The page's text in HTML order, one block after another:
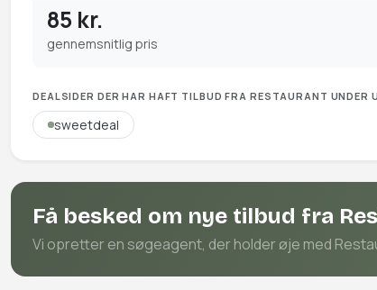
85 kr.
gennemsnitlig pris
DEALSIDER DER HAR HAFT TILBUD FRA RESTAURANT UNDER
sweetdeal
Få besked om nye tilbud fra
Vi opretter en søgeagent, der holder øje med